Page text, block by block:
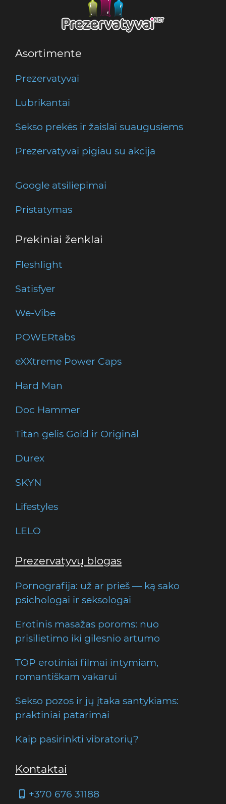
Asortimente
Prezervatyvai
Lubrikantai
Sekso prekės ir žaislai suaugusiems
Prezervatyvai pigiau su akcija
Google atsiliepimai
Pristatymas
Prekiniai ženklai
Fleshlight
Satisfyer
We-Vibe
POWERtabs
eXXtreme Power Caps
Hard Man
Doc Hammer
Titan gelis Gold ir Original
Durex
SKYN
Lifestyles
LELO
Prezervatyvų blogas
Pornografija: už ar prieš — ką sako
psichologai ir seksologai
Erotinis masažas poroms: nuo
prisilietimo iki gilesnio artumo
TOP erotiniai filmai intymiam,
romantiškam vakarui
Sekso pozos ir jų įtaka santykiams:
praktiniai patarimai
Kaip pasirinkti vibratorių?
Kontaktai
+370 676 31188